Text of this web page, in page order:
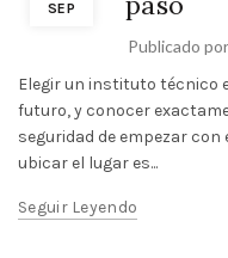
SEP
Publicado por
Elegir un instituto técnico
futuro, y conocer
seguridad de empezar
ubicar el lugar es...
Seguir Leyendo